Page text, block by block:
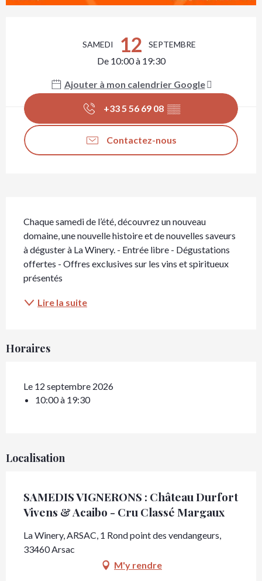
SAMEDI 12 SEPTEMBRE
De 10:00 à 19:30
Ajouter à mon calendrier Google
+33 5 56 69 08 ▒▒
Contactez-nous
Chaque samedi de l’été, découvrez un nouveau
domaine, une nouvelle histoire et de nouvelles saveurs
à déguster à La Winery. - Entrée libre - Dégustations
offertes - Offres exclusives sur les vins et spiritueux
présentés
Lire la suite
Horaires
Le 12 septembre 2026
10:00 à 19:30
Localisation
SAMEDIS VIGNERONS : Château Durfort
Vivens & Acaibo - Cru Classé Margaux
La Winery, ARSAC, 1 Rond point des vendangeurs,
33460 Arsac
M'y rendre